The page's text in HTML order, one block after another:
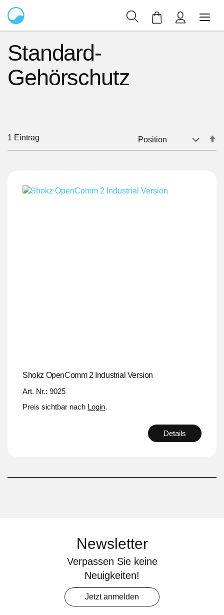
Mein
Standard-
Gehörschutz
1 Eintrag
Shokz OpenComm 2 Industrial Version
Art. Nr.: 9025
Preis sichtbar nach Login.
Details
Newsletter
Verpassen Sie keine
Neuigkeiten!
Jetzt anmelden